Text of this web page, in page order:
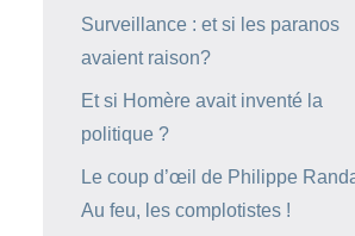
Surveillance : et si les paranos
avaient raison?
Et si Homère avait inventé la
politique ?
Le coup d’œil de Philippe
Au feu, les complotistes !